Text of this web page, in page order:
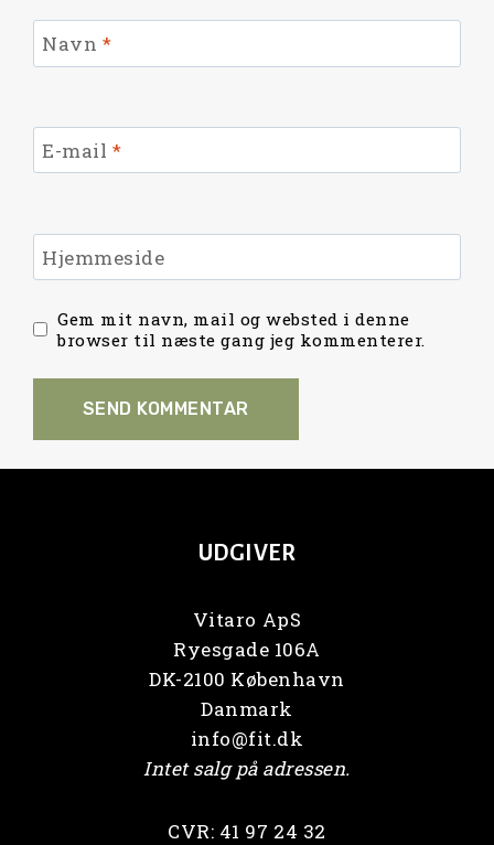
Navn *
E-mail *
Hjemmeside
Gem mit navn, mail og websted i denne
browser til næste gang jeg kommenterer.
UDGIVER
Vitaro ApS
Ryesgade 106A
DK-2100 København
Danmark
info@fit.dk
Intet salg på adressen.
CVR: 41 97 24 32